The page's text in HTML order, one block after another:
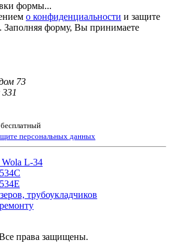
формы...
о конфиденциальности и защите
Заполняя форму, Вы принимаете
73
персональных данных
Wola L-34
трубоукладчиков
права защищены.